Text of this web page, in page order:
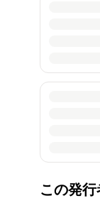
この発